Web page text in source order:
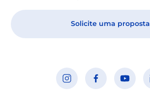
Solicite uma proposta